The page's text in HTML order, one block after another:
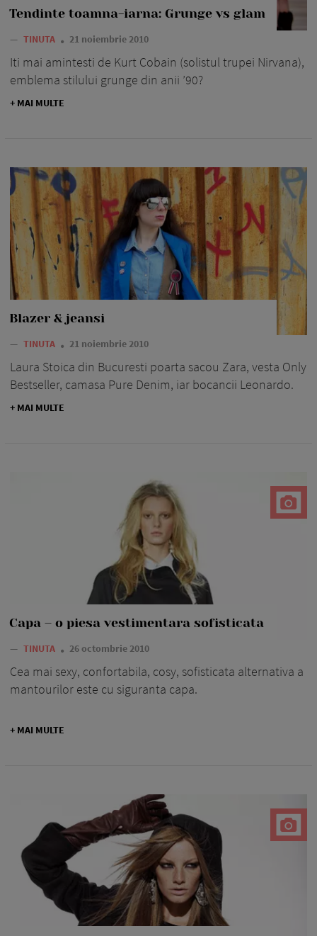
Tendinte toamna-iarna: Grunge vs glam
— TINUTA 21 noiembrie 2010
Iti mai amintesti de Kurt Cobain (solistul trupei Nirvana),
emblema stilului grunge din anii ’90?
+ MAI MULTE
Blazer & jeansi
— TINUTA 21 noiembrie 2010
Laura Stoica din Bucuresti poarta sacou Zara, vesta Only
Bestseller, camasa Pure Denim, iar bocancii Leonardo.
+ MAI MULTE
Capa – o piesa vestimentara sofisticata
— TINUTA 26 octombrie 2010
Cea mai sexy, confortabila, cosy, sofisticata alternativa a
mantourilor este cu siguranta capa.
+ MAI MULTE